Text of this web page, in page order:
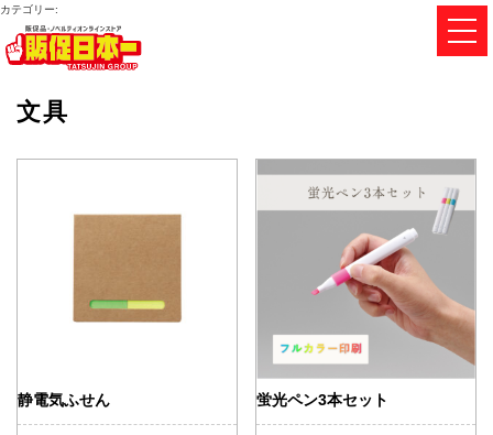
カテゴリー:
文具
静電気ふせん 蛍光ペン3本セット